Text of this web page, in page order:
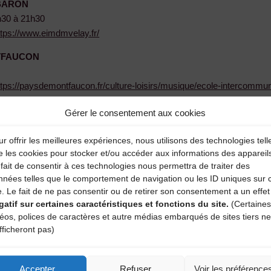
Gérer le consentement aux cookies
offrir les meilleures expériences, nous utilisons des technologies
les cookies pour stocker et/ou accéder aux informations des
de consentir à ces technologies nous permettra de traiter des
telles que le comportement de navigation ou les ID uniques sur
Le fait de ne pas consentir ou de retirer son consentement a un effet
sur certaines caractéristiques et fonctions du site. (Certaines
polices de caractères et autre médias embarqués de sites tiers ne
pas)
Accepter Refuser Voir les
à 21h30
www.eimdmvelay.fr/
paysdemontfaucon.fr/culture-loisirs/musique/ecole-